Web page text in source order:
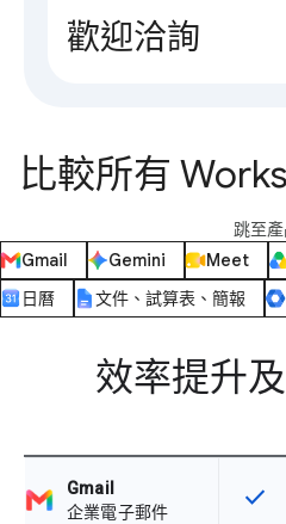
歡迎洽詢
比較所有
跳至
Gmail
Gemini Meet
日曆
文件、試算表、簡報
效率提升
Gmail
企業電子郵件
這項
check